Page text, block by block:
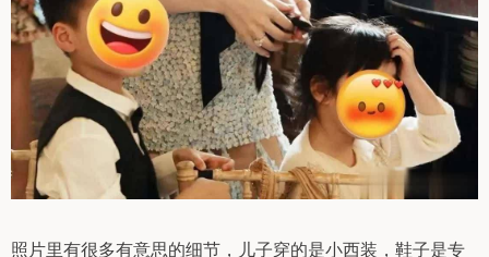
照片里有很多有意思的细节，儿子穿的是小西装，鞋子是专